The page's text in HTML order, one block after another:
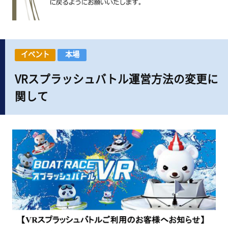
イベント 本場
VRスプラッシュバトル運営方法の変更に
関して